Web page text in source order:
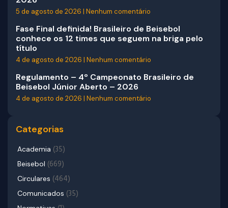
5 de agosto de 2026 Nenhum comentário
Fase Final definida! Brasileiro de Beisebol
conhece os 12 times que seguem na briga pelo
título
4 de agosto de 2026 Nenhum comentário
Regulamento – 4º Campeonato Brasileiro de
Beisebol Júnior Aberto – 2026
4 de agosto de 2026 Nenhum comentário
Categorias
Academia (35)
Beisebol (669)
Circulares (464)
Comunicados (35)